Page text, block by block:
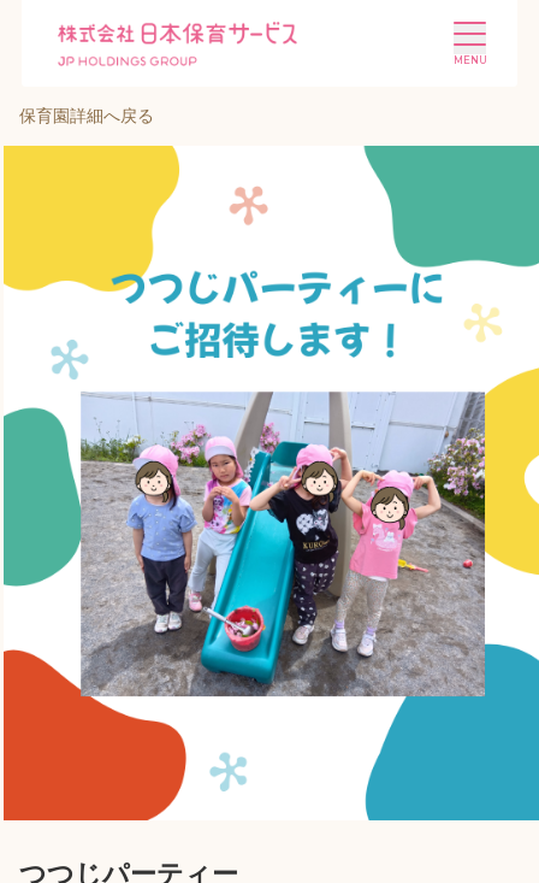
施設を探す 選ばれる理由
会社概要 ニュース
投資家情報 採用情報
Language
ホーム
利用者の声
プライバシーポリシー
保育園詳細へ戻る
つつじパーティー